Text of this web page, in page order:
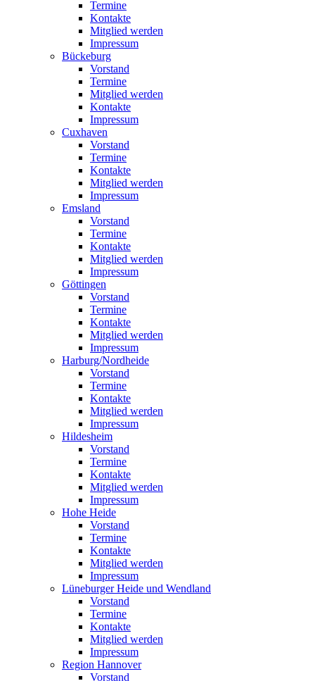
Termine
Kontakte
Mitglied werden
Impressum
Bückeburg
Vorstand
Termine
Mitglied werden
Kontakte
Impressum
Cuxhaven
Vorstand
Termine
Kontakte
Mitglied werden
Impressum
Emsland
Vorstand
Termine
Kontakte
Mitglied werden
Impressum
Göttingen
Vorstand
Termine
Kontakte
Mitglied werden
Impressum
Harburg/Nordheide
Vorstand
Termine
Kontakte
Mitglied werden
Impressum
Hildesheim
Vorstand
Termine
Kontakte
Mitglied werden
Impressum
Hohe Heide
Vorstand
Termine
Kontakte
Mitglied werden
Impressum
Lüneburger Heide und Wendland
Vorstand
Termine
Kontakte
Mitglied werden
Impressum
Region Hannover
Vorstand